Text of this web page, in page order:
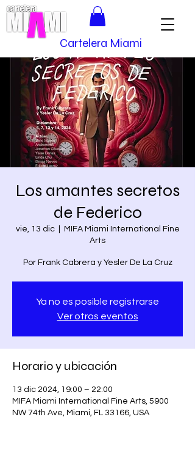
Cartelera Miami
Los amantes secretos
de Federico
vie, 13 dic
  |
MIFA Miami International Fine
Arts
Por Frank Cabrera y Yesler De La Cruz
Ya no es posible registrarse
Ver otros eventos
Horario y ubicación
13 dic 2024, 19:00 – 22:00
MIFA Miami International Fine Arts, 5900
NW 74th Ave, Miami, FL 33166, USA